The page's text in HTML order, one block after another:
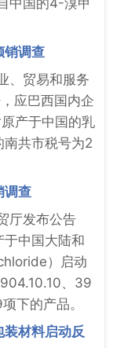
销调查
、贸易和服务
应巴西国内企
产于中国的乳
共市税号为2
调查
厅发布公告
中国大陆和
）启动
、39
下的产品。
材料启动反